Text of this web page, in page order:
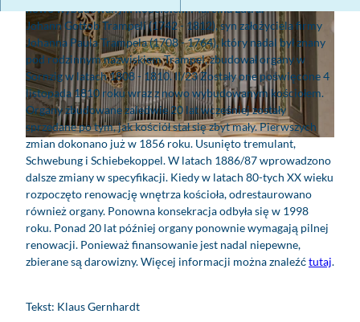
P
r
o
s
p
e
k
t
o
r
n
O
r
g
a
n
y
T
r
p
nowo wybudowanym kościołem Marcina Lutra.
Johann Gottob Trampeli (1742 - 1812), syn założyciela firmy
Johanna Paula Trampela (1708 - 1764), który nadal był znany
pod rodzinnym nazwiskiem Trampel, zbudował organy w
Sornzig w latach 1808 - 1810. II/23 Zostały one poświęcone 4
listopada 1810 roku wraz z nowo wybudowanym kościołem.
Organy zbudowane zaledwie 20 lat wcześniej zostały
sprzedane po tym, jak kościół stał się zbyt mały. Pierwszych
zmian dokonano już w 1856 roku. Usunięto tremulant,
Schwebung i Schiebekoppel. W latach 1886/87 wprowadzono
dalsze zmiany w specyfikacji. Kiedy w latach 80-tych XX wieku
rozpoczęto renowację wnętrza kościoła, odrestaurowano
również organy. Ponowna konsekracja odbyła się w 1998
roku. Ponad 20 lat później organy ponownie wymagają pilnej
renowacji. Ponieważ finansowanie jest nadal niepewne,
zbierane są darowizny. Więcej informacji można znaleźćtutaj.
Tekst: Klaus Gernhardt